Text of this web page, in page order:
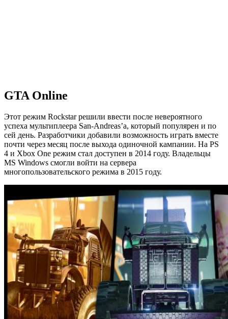
GTA Online
Этот режим Rockstar решили ввести после невероятного
успеха мультиплеера San-Andreas’а, который популярен и по
сей день. Разработчики добавили возможность играть вместе
почти через месяц после выхода одиночной кампании. На PS
4 и Xbox One режим стал доступен в 2014 году. Владельцы
MS Windows смогли войти на сервера
многопользовательского режима в 2015 году.